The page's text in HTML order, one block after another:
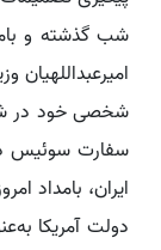
شب گذشته و
امیرعبداللهیان
شخصی خود در
سفارت سوئیس
ایران، بامداد
دولت آمریکا